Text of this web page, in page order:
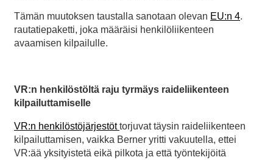
Tämän muutoksen taustalla sanotaan olevan EU:n 4.
rautatiepaketti, joka määräisi henkilöliikenteen
avaamisen kilpailulle.
VR:n henkilöstöltä raju tyrmäys raideliikenteen
kilpailuttamiselle
VR:n henkilöstöjärjestöttorjuvat täysin raideliikenteen
kilpailuttamisen, vaikka Berner yritti vakuutella, ettei
VR:ää yksityistetä eikä pilkota ja että työntekijöitä